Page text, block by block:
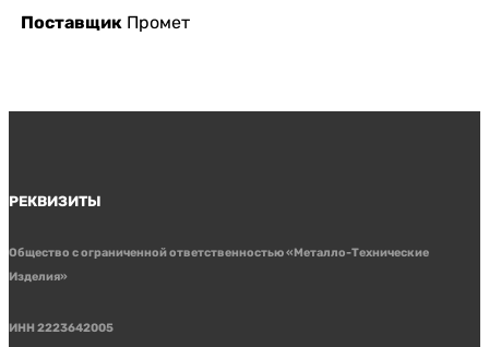
Поставщик Промет
РЕКВИЗИТЫ
Общество с ограниченной ответственностью «Металло-Технические
Изделия»
ИНН 2223642005